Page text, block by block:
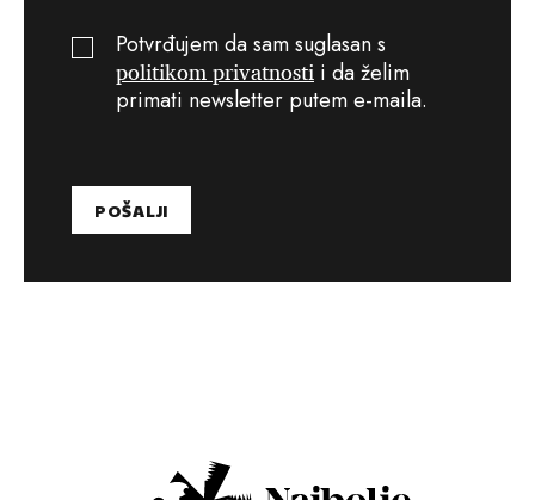
Potvrđujem da sam suglasan s
politikom privatnosti i da želim
primati newsletter putem e-maila.